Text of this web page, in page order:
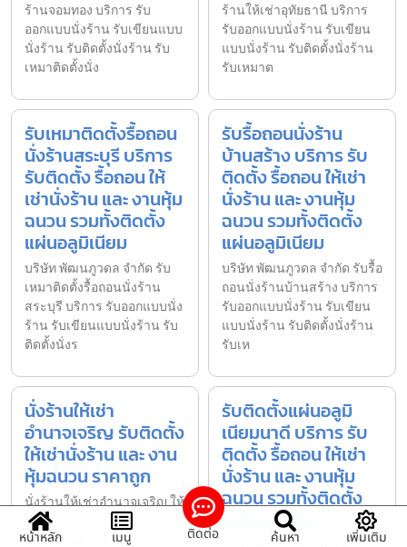
ร้านจอมทอง บริการ รับ
ออกแบบนั่งร้าน รับเขียนแบบ
นั่งร้าน รับติดตั้งนั่งร้าน รับ
เหมาติดตั้งนั่ง
ร้านให้เช่าอุทัยธานี บริการ
รับออกแบบนั่งร้าน รับเขียน
แบบนั่งร้าน รับติดตั้งนั่งร้าน
รับเหมาต
รับเหมาติดตั้งรื้อถอน
นั่งร้านสระบุรี บริการ
รับติดตั้ง รื้อถอน ให้
เช่านั่งร้าน และ งานหุ้ม
ฉนวน รวมทั้งติดตั้ง
แผ่นอลูมิเนียม
บริษัท พัฒนภูวดล จำกัด รับ
เหมาติดตั้งรื้อถอนนั่งร้าน
สระบุรี บริการ รับออกแบบนั่ง
ร้าน รับเขียนแบบนั่งร้าน รับ
ติดตั้งนั่งร
รับรื้อถอนนั่งร้าน
บ้านสร้าง บริการ รับ
ติดตั้ง รื้อถอน ให้เช่า
นั่งร้าน และ งานหุ้ม
ฉนวน รวมทั้งติดตั้ง
แผ่นอลูมิเนียม
บริษัท พัฒนภูวดล จำกัด รับรื้อ
ถอนนั่งร้านบ้านสร้าง บริการ
รับออกแบบนั่งร้าน รับเขียน
แบบนั่งร้าน รับติดตั้งนั่งร้าน
รับเห
นั่งร้านให้เช่า
อำนาจเจริญ รับติดตั้ง
ให้เช่านั่งร้าน และ งาน
หุ้มฉนวน ราคาถูก
นั่งร้านให้เช่าอำนาจเจริญ ให้
เช่านั่งร้านราคาถูก พร้อม
บริการติดตั้ง รื้อถอน และ รับ
รับติดตั้งแผ่นอลูมิ
เนียมนาดี บริการ รับ
ติดตั้ง รื้อถอน ให้เช่า
นั่งร้าน และ งานหุ้ม
ฉนวน รวมทั้งติดตั้ง
แผ่นอลูมิเนียม
หน้าหลัก เมนู ติดต่อ ค้นหา เพิ่มเติม